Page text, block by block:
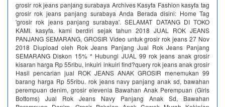
grosir rok jeans panjang surabaya Archives Kasyfa Fashion kasyfa tag
grosir rok jeans panjang surabaya Anda Berada disini: Home Tag
'grosir rok jeans panjang surabaya'. SELAMAT DATANG DI TOKO
KAMI. kasyfa. kami berdiri sejak tahun 2018 JUAL ROK JEANS
PANJANG SEMARANG, GROSIR Video untuk grosir rok jeans 27 Nov
2018 Diupload oleh Rok Jeans Panjang Jual Rok Jeans Panjang
SEMARANG Diskon 15% * Hubungi JUAL 99 rok jeans anak grosir
kisaran harga Rp 55ribu, inkuiri inkuiri find?query rok jeans anak grosir
Hasil pencarian jual ROK JEANS ANAK GROSIR menemukan 99
barang harga Rp 55ribu. rok jeans navy panjang anak sd, bawahan
perempuan denim, grosir elevenia Bawahan Anak Perempuan (Girls
Bottoms) Jual Rok Jeans Navy Panjang Anak Sd, Bawahan